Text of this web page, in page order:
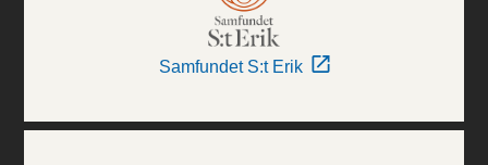
Samfundet S:t Erik